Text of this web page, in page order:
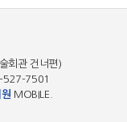
회관 건너편)
7501
MOBILE.